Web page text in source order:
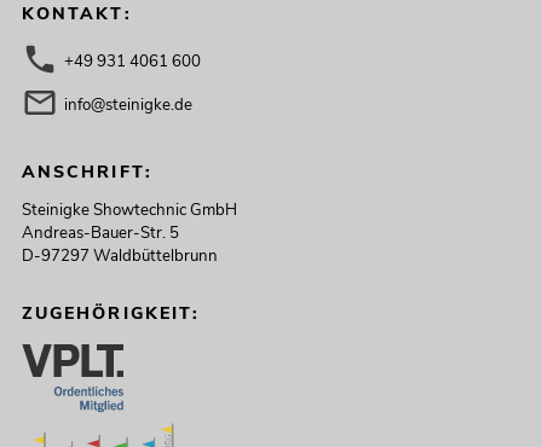
KONTAKT:
+49 931 4061 600
info@steinigke.de
ANSCHRIFT:
Steinigke Showtechnic GmbH
Andreas-Bauer-Str. 5
D-97297 Waldbüttelbrunn
ZUGEHÖRIGKEIT: